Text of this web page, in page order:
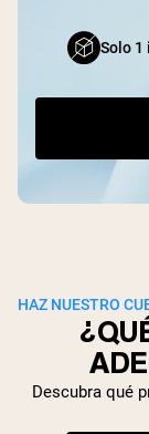
Solo 1
HAZ NUESTRO
Descubra qué